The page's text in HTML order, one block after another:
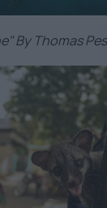
By Thomas